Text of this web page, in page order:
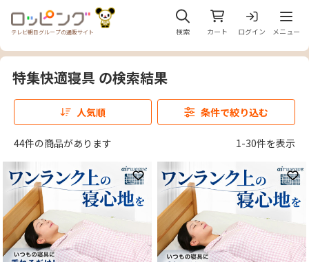
テレビ朝日グループの通販サイト 検索 カート ログイン
メニ
メニュー
特集快適寝具 の検索結果
人気順 条件で絞り込む
44件の商品があります 1-30件を表示
お気に入りに登録 お